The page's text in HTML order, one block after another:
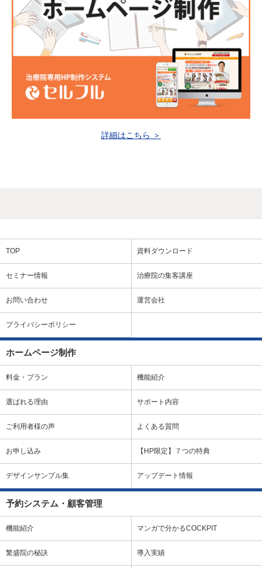
詳細はこちら ＞
TOP 資料ダウンロード
セミナー情報 治療院の集客講座
お問い合わせ 運営会社
プライバシーポリシー
ホームページ制作
料金・プラン 機能紹介
選ばれる理由 サポート内容
ご利用者様の声 よくある質問
お申し込み 【HP限定】７つの特典
デザインサンプル集 アップデート情報
予約システム・顧客管理
機能紹介 マンガで分かるCOCKPIT
繁盛院の秘訣 導入実績